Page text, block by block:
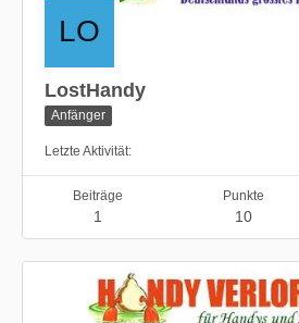
LostHandy
Anfänger
Letzte Aktivität
Beiträge
1
Punkte
10